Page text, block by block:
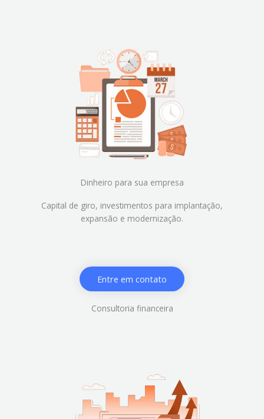
Dinheiro para sua empresa
Capital de giro, investimentos para implantação,
expansão e modernização.
Entre em contato
Consultoria financeira